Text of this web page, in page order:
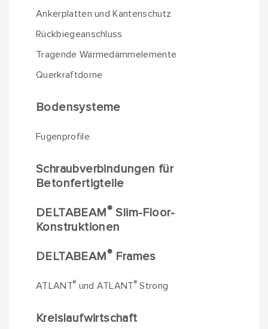
Ankerplatten und Kantenschutz
Rückbiegeanschluss
Tragende Wärmedämmelemente
Querkraftdorne
Bodensysteme
Fugenprofile
Schraubverbindungen für
Betonfertigteile
DELTABEAM® Slim-Floor-
Konstruktionen
DELTABEAM® Frames
ATLANT® und ATLANT® Strong
Kreislaufwirtschaft